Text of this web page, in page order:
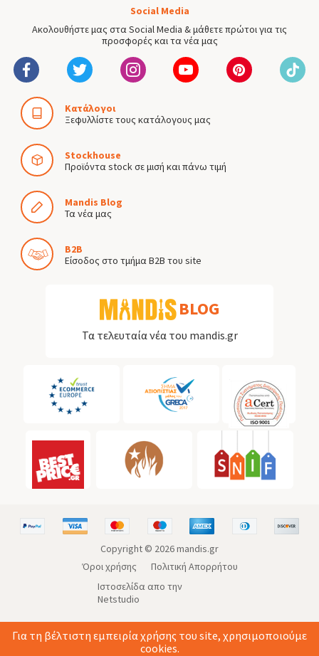
Social Media
Ακολουθήστε μας στα Social Media & μάθετε πρώτοι για τις
προσφορές και τα νέα μας
Κατάλογοι
Ξεφυλλίστε τους κατάλογους μας
Stockhouse
Προϊόντα stock σε μισή και πάνω τιμή
Mandis Blog
Τα νέα μας
B2B
Είσοδος στο τμήμα B2B του site
BLOG
Τα τελευταία νέα του mandis.gr
Copyright © 2026mandis.gr
Όροι χρήσης
Πολιτική Απορρήτου
Ιστοσελίδα απο την
Netstudio
Για τη βέλτιστη εμπειρία χρήσης του site, χρησιμοποιούμε
cookies.